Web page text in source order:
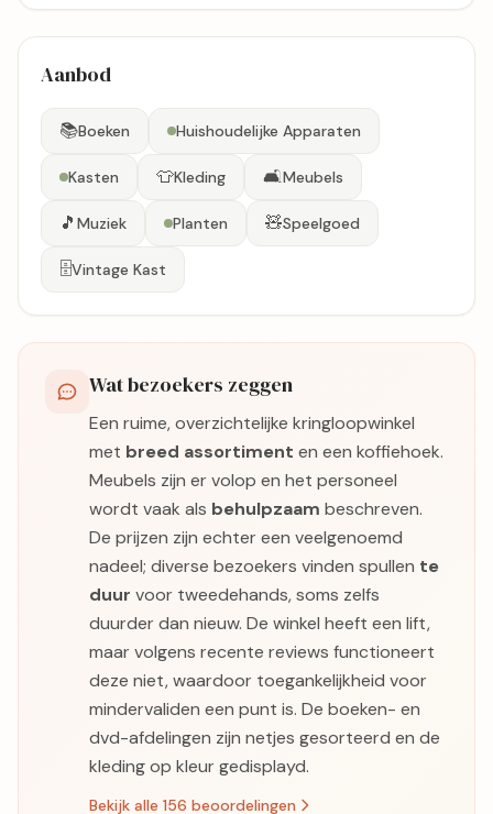
Aanbod
📚Boeken Huishoudelijke Apparaten
Kasten 👕Kleding 🛋️Meubels
🎵 Muziek Planten 🧸Speelgoed
🗄️Vintage Kast
Wat bezoekers zeggen
Een ruime, overzichtelijke kringloopwinkel
met breed assortiment en een koffiehoek.
Meubels zijn er volop en het personeel
wordt vaak als behulpzaam beschreven.
De prijzen zijn echter een veelgenoemd
nadeel; diverse bezoekers vinden spullen te
duur voor tweedehands, soms zelfs
duurder dan nieuw. De winkel heeft een lift,
maar volgens recente reviews functioneert
deze niet, waardoor toegankelijkheid voor
mindervaliden een punt is. De boeken- en
dvd-afdelingen zijn netjes gesorteerd en de
kleding op kleur gedisplayd.
Bekijk alle 156 beoordelingen